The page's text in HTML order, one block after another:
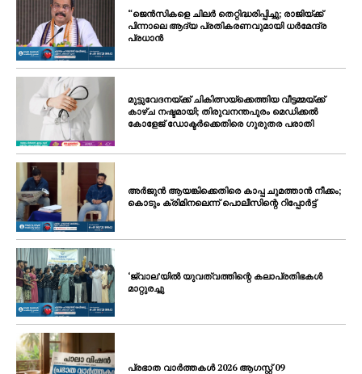
PALA VISION
About
Contact us
Subscription Plans
My account
Grievance Redressal
“ജെൻസികളെ ചിലർ തെറ്റിദ്ധരിപ്പിച്ചു; രാജിയ്ക്ക്
പിന്നാലെ ആദ്യ പ്രതികരണവുമായി ധർമേന്ദ്ര
പ്രധാൻ
മുട്ടുവേദനയ്ക്ക് ചികിത്സയ്‌ക്കെത്തിയ വീട്ടമ്മയ്ക്ക്
കാഴ്ച നഷ്ടമായി; തിരുവനന്തപുരം മെഡിക്കൽ
കോളേജ് ഡോക്ടർക്കെതിരെ ഗുരുതര പരാതി
അർജുൻ ആയങ്കിക്കെതിരെ കാപ്പ ചുമത്താൻ നീക്കം;
കൊടും ക്രിമിനലെന്ന് പൊലീസിന്റെ റിപ്പോർട്ട്
‘ജ്വാല’യിൽ യുവത്വത്തിന്റെ കലാപ്രതിഭകൾ
മാറ്റുരച്ചു
പ്രഭാത വാർത്തകൾ 2026 ആഗസ്റ്റ് 09